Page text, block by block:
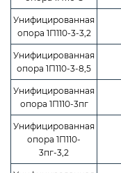
Унифицированная
опора 1П110-3-3,2
Унифицированная
опора 1П110-3-8,5
Унифицированная
опора 1П110-3пг
Унифицированная
опора 1П110-
3пг-3,2